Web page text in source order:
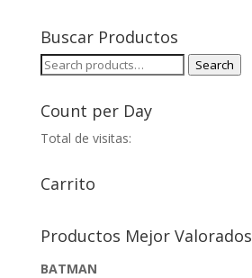
Buscar Productos
Search
Search
Count per Day
Total de visitas:
Carrito
Productos Mejor Valorados
BATMAN